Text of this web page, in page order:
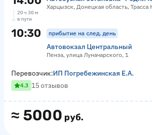
Харцызск, Донецкая область, Трасса
20 ч 30 м
в пути
10:30 прибытие на след. день
Автовокзал Центральный
Пенза, улица Луначарского, 1
≈ 5000 руб.
Перевозчик:ИП Погребежинская Е.А.
4.3 15 отзывов